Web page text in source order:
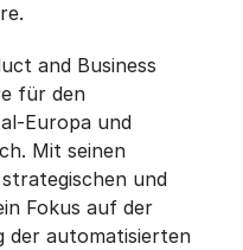
and Business
für den
Europa und
Mit seinen
und
Fokus auf der
der automatisierten